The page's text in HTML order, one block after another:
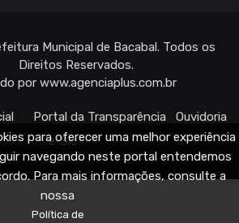
para oferecer uma melhor experiência
navegando neste portal entendemos
Para mais informações, consulte a
nossa
Política de
Municipal de Bacabal. Todos os
Direitos Reservados.
por www.agenciaplus.com.br
Portal da Transparência
Ouvidoria
e-Sic